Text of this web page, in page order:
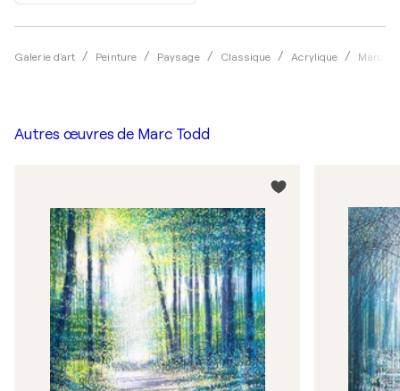
Galerie d'art Peinture Paysage Classique Acrylique Marc
Autres œuvres de Marc Todd